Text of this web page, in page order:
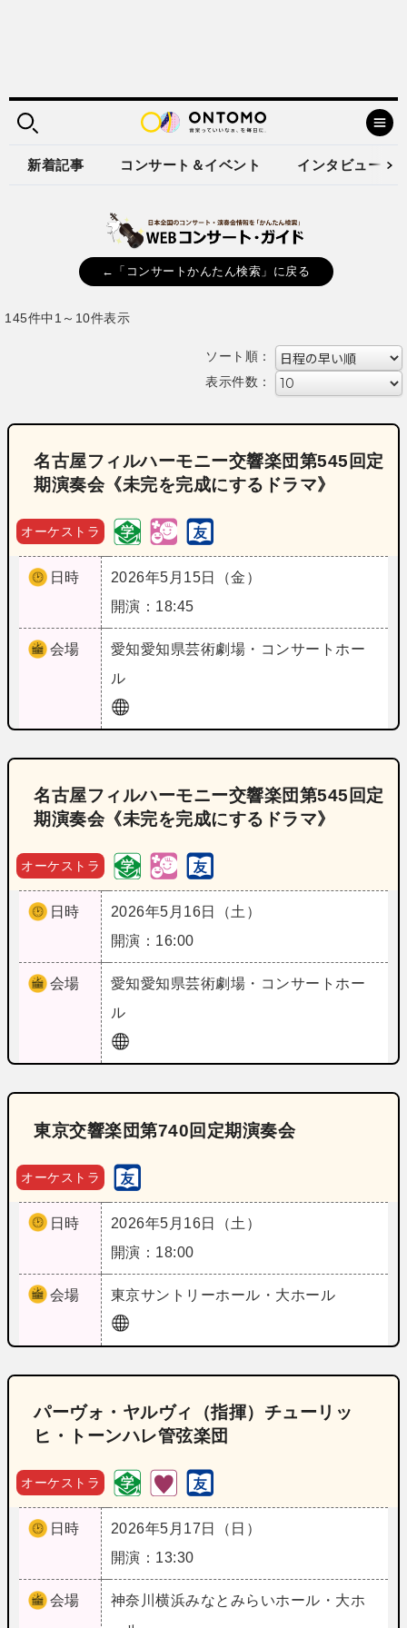
新着記事 コンサート＆イベント インタビュー
←「コンサートかんたん検索」に戻る
145件中1～10件表示
ソート順：
表示件数：
名古屋フィルハーモニー交響楽団第545回定
期演奏会《未完を完成にするドラマ》
オーケストラ
日時
2026年5月15日（金）
開演：18:45
会場 愛知愛知県芸術劇場・コンサートホー
ル
名古屋フィルハーモニー交響楽団第545回定
期演奏会《未完を完成にするドラマ》
オーケストラ
日時
2026年5月16日（土）
開演：16:00
会場 愛知愛知県芸術劇場・コンサートホー
ル
東京交響楽団第740回定期演奏会
オーケストラ
日時
2026年5月16日（土）
開演：18:00
会場 東京サントリーホール・大ホール
パーヴォ・ヤルヴィ（指揮）チューリッ
ヒ・トーンハレ管弦楽団
オーケストラ
日時
2026年5月17日（日）
開演：13:30
会場 神奈川横浜みなとみらいホール・大ホ